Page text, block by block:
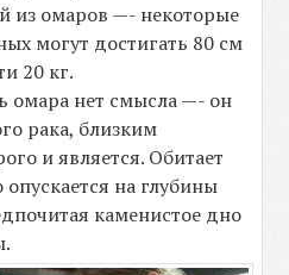
из омаров —- некоторые
могут достигать 80 см
20 кг.
омара нет смысла —- он
рака, близким
и является. Обитает
на глубины
каменистое дно